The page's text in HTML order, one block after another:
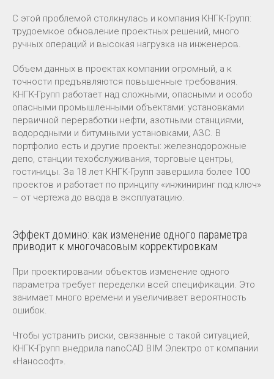
С этой проблемой столкнулась и компания КНГК-Групп:
трудоемкое обновление проектных решений, много
ручных операций и высокая нагрузка на инженеров.
Объем данных в проектах компании огромный, а к
точности предъявляются повышенные требования.
КНГК-Групп работает над сложными, опасными и особо
опасными промышленными объектами: установками
первичной переработки нефти, азотными станциями,
водородными и битумными установками, АЗС. В
портфолио есть и другие проекты: железнодорожные
депо, станции техобслуживания, торговые центры,
гостиницы. За 18 лет КНГК-Групп завершила более 100
проектов и работает по принципу «инжиниринг под ключ»
– от чертежа до ввода в эксплуатацию.
Эффект домино: как изменение одного параметра
приводит к многочасовым корректировкам
При проектировании объектов изменение одного
параметра требует переделки всей спецификации. Это
занимает много времени и увеличивает вероятность
ошибок.
Чтобы устранить риски, связанные с такой ситуацией,
КНГК-Групп внедрила nanoCAD BIM Электро от компании
«Нанософт».